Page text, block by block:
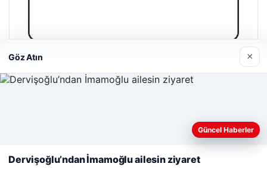
27/03/2026
deneyiminizi kişiselleştirmek ve geliştirmek amacıyla çerezler
Reddet Kabul Et
Göz Atın ×
Güncel Haberler
Dervişoğlu’ndan İmamoğlu ailesin ziyaret